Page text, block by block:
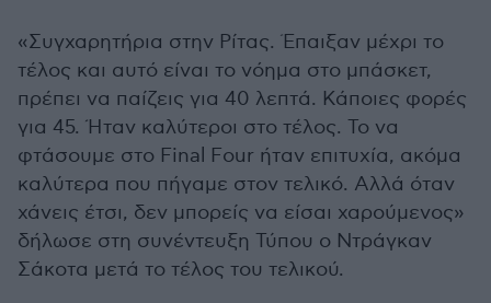
«Συγχαρητήρια στην Ρίτας. Έπαιξαν μέχρι το
τέλος και αυτό είναι το νόημα στο μπάσκετ,
πρέπει να παίζεις για 40 λεπτά. Κάποιες φορές
για 45. Ήταν καλύτεροι στο τέλος. Το να
φτάσουμε στο Final Four ήταν επιτυχία, ακόμα
καλύτερα που πήγαμε στον τελικό. Αλλά όταν
χάνεις έτσι, δεν μπορείς να είσαι χαρούμενος»
δήλωσε στη συνέντευξη Τύπου ο Ντράγκαν
Σάκοτα μετά το τέλος του τελικού.